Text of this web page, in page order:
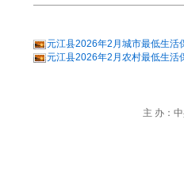
元江县2026年2月城市最低生活
元江县2026年2月农村最低生活
主 办：